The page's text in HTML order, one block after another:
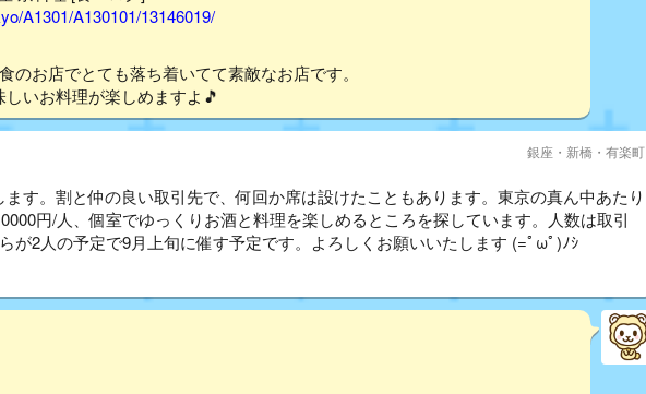
A1301/A130101/13146019/
のお店でとても落ち着いてて素敵なお店です。
いお料理が楽しめますよ🎵
銀座・新橋・有楽町
す。割と仲の良い取引先で、何回か席は設けたこともあります。東京の真ん中あたり
円/人、個室でゆっくりお酒と料理を楽しめるところを探しています。人数は取引
が2人の予定で9月上旬に催す予定です。よろしくお願いいたします (=ﾟωﾟ)ﾉｼ